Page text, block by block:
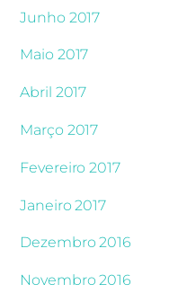
Junho 2017
Maio 2017
Abril 2017
Março 2017
Fevereiro 2017
Janeiro 2017
Dezembro 2016
Novembro 2016